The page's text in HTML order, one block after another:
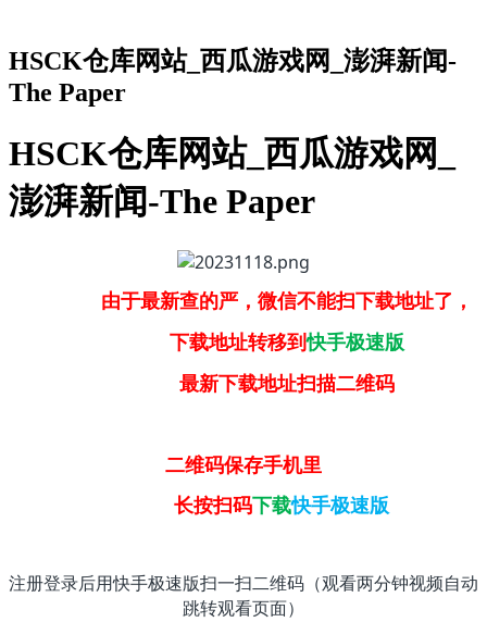
HSCK仓库网站_西瓜游戏网_澎湃新闻-
The Paper
HSCK仓库网站_西瓜游戏网_
澎湃新闻-The Paper
由于最新查的严，微信不能扫下载地址了，
下载地址转移到快手极速版
最新下载地址扫描二维码
二维码保存手机里
长按扫码下载快手极速版
注册登录后用快手极速版扫一扫二维码（观看两分钟视频自动
跳转观看页面）